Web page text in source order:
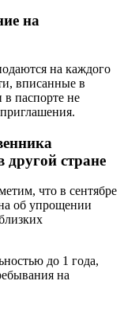
на
на каждого
вписанные в
в паспорте не
другой стране
что в сентябре
об упрощении
до 1 года,
на